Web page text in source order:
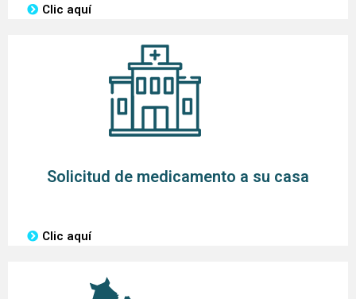
Clic aquí
Solicitud de medicamento a su casa
Clic aquí